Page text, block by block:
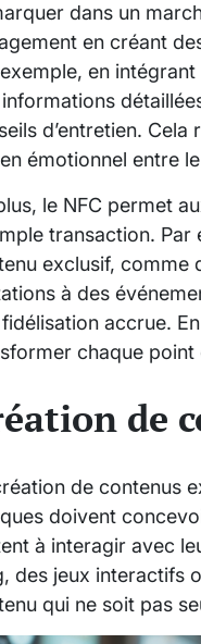
dans un
en créant
en
d’entretien.
émotionnel entre
le NFC permet
transaction.
exclusif, comme
à des
accrue.
chaque point
de
de contenus
doivent
à interagir avec
des jeux interactifs
qui ne soit pas